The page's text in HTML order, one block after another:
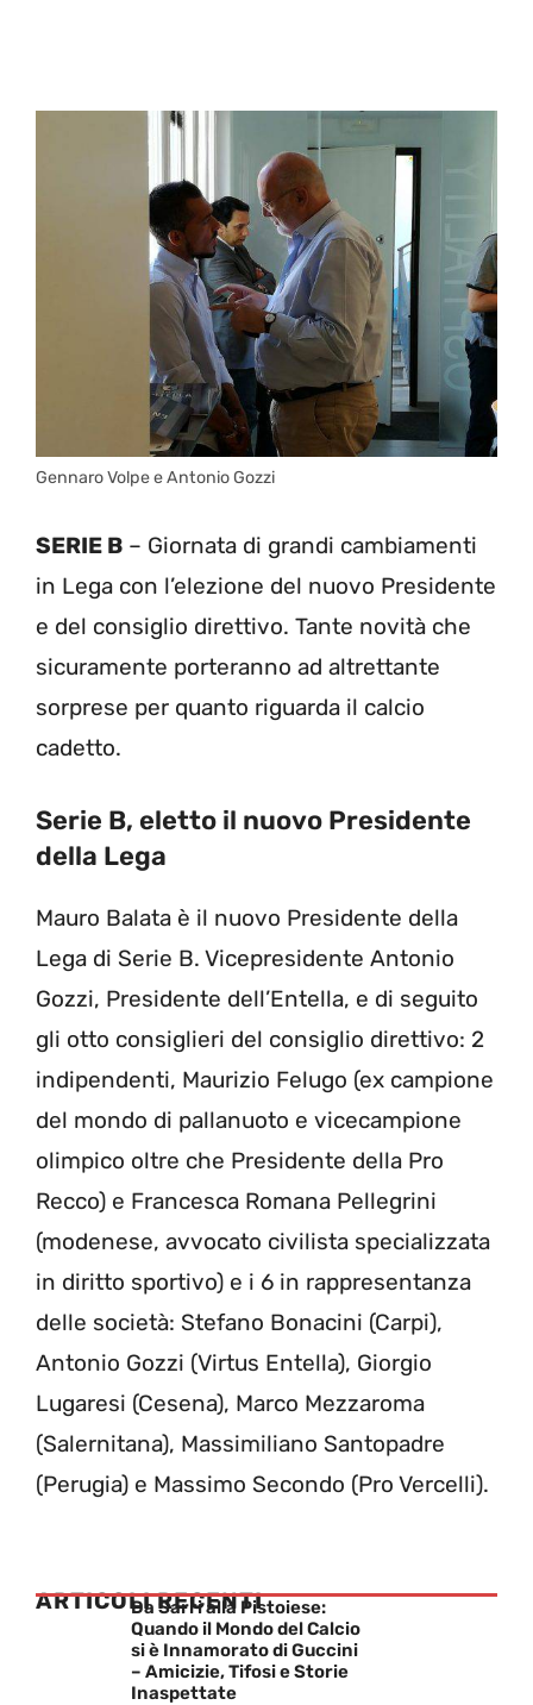
Gennaro Volpe e Antonio Gozzi
SERIE B – Giornata di grandi cambiamenti
in Lega con l’elezione del nuovo Presidente
e del consiglio direttivo. Tante novità che
sicuramente porteranno ad altrettante
sorprese per quanto riguarda il calcio
cadetto.
Serie B, eletto il nuovo Presidente
della Lega
Mauro Balata è il nuovo Presidente della
Lega di Serie B. Vicepresidente Antonio
Gozzi, Presidente dell’Entella, e di seguito
gli otto consiglieri del consiglio direttivo: 2
indipendenti, Maurizio Felugo (ex campione
del mondo di pallanuoto e vicecampione
olimpico oltre che Presidente della Pro
Recco) e Francesca Romana Pellegrini
(modenese, avvocato civilista specializzata
in diritto sportivo) e i 6 in rappresentanza
delle società: Stefano Bonacini (Carpi),
Antonio Gozzi (Virtus Entella), Giorgio
Lugaresi (Cesena), Marco Mezzaroma
(Salernitana), Massimiliano Santopadre
(Perugia) e Massimo Secondo (Pro Vercelli).
ARTICOLI RECENTI
Da Sarri alla Pistoiese:
Quando il Mondo del Calcio
si è Innamorato di Guccini
– Amicizie, Tifosi e Storie
Inaspettate